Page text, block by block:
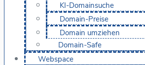
KI-Domainsuche
Domain-Preise
Domain umziehen
Domain-Safe
Webspace